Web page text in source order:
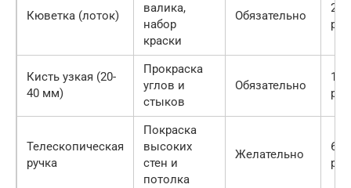
Кюветка (лоток)
валика,
набор
краски
Обязательно
руб.
Кисть узкая (20-
40 мм)
Прокраска
углов и
стыков
Обязательно
руб.
Телескопическая
ручка
Покраска
высоких
стен и
потолка
Желательно
руб.